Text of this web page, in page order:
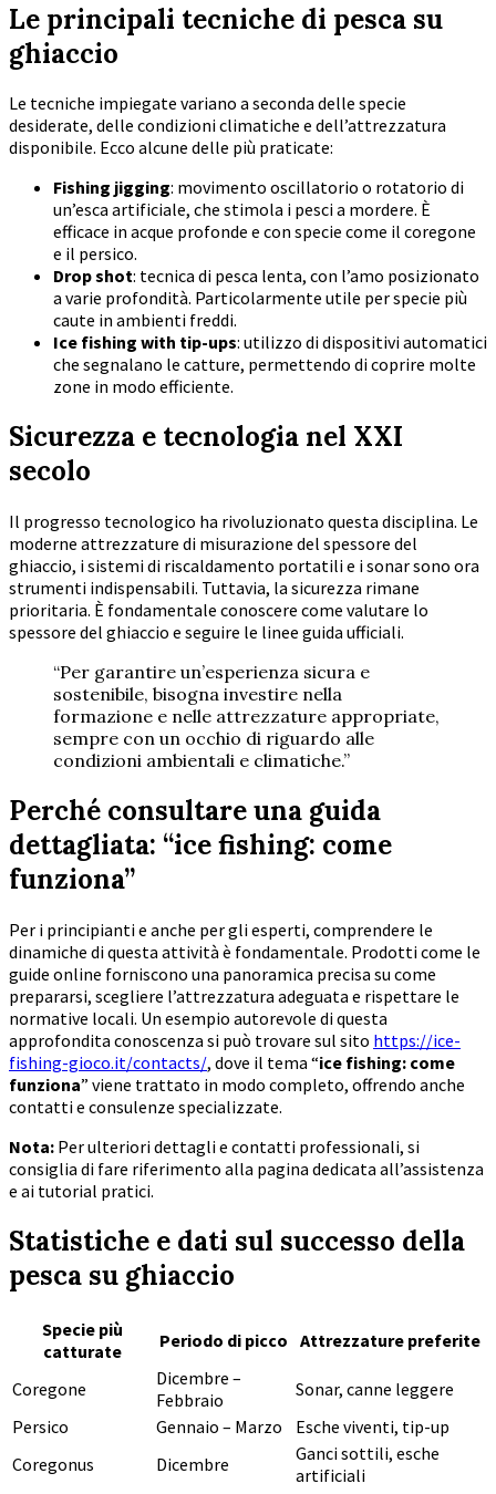
Le principali tecniche di pesca su
ghiaccio
Le tecniche impiegate variano a seconda delle specie
desiderate, delle condizioni climatiche e dell’attrezzatura
disponibile. Ecco alcune delle più praticate:
Fishing jigging: movimento oscillatorio o rotatorio di
un’esca artificiale, che stimola i pesci a mordere. È
efficace in acque profonde e con specie come il coregone
e il persico.
Drop shot: tecnica di pesca lenta, con l’amo posizionato
a varie profondità. Particolarmente utile per specie più
caute in ambienti freddi.
Ice fishing with tip-ups: utilizzo di dispositivi automatici
che segnalano le catture, permettendo di coprire molte
zone in modo efficiente.
Sicurezza e tecnologia nel XXI
secolo
Il progresso tecnologico ha rivoluzionato questa disciplina. Le
moderne attrezzature di misurazione del spessore del
ghiaccio, i sistemi di riscaldamento portatili e i sonar sono ora
strumenti indispensabili. Tuttavia, la sicurezza rimane
prioritaria. È fondamentale conoscere come valutare lo
spessore del ghiaccio e seguire le linee guida ufficiali.
“Per garantire un’esperienza sicura e
sostenibile, bisogna investire nella
formazione e nelle attrezzature appropriate,
sempre con un occhio di riguardo alle
condizioni ambientali e climatiche.”
Perché consultare una guida
dettagliata: “ice fishing: come
funziona”
Per i principianti e anche per gli esperti, comprendere le
dinamiche di questa attività è fondamentale. Prodotti come le
guide online forniscono una panoramica precisa su come
prepararsi, scegliere l’attrezzatura adeguata e rispettare le
normative locali. Un esempio autorevole di questa
approfondita conoscenza si può trovare sul sito https://ice-
fishing-gioco.it/contacts/, dove il tema “ice fishing: come
funziona” viene trattato in modo completo, offrendo anche
contatti e consulenze specializzate.
Nota: Per ulteriori dettagli e contatti professionali, si
consiglia di fare riferimento alla pagina dedicata all’assistenza
e ai tutorial pratici.
Statistiche e dati sul successo della
pesca su ghiaccio
Specie più
catturate
Periodo di picco Attrezzature preferite
Coregone
Dicembre –
Febbraio
Sonar, canne leggere
Persico
Gennaio – Marzo
Esche viventi, tip-up
Coregonus
Dicembre
Ganci sottili, esche
artificiali